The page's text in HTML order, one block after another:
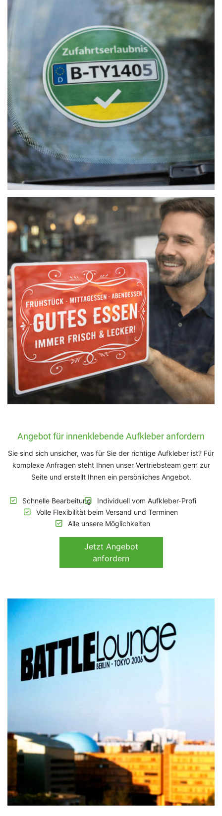
Angebot für innenklebende Aufkleber anfordern
Sie sind sich unsicher, was für Sie der richtige Aufkleber ist? Für
komplexe Anfragen steht Ihnen unser Vertriebsteam gern zur
Seite und erstellt Ihnen ein persönliches Angebot.
Schnelle Bearbeitung
Individuell vom Aufkleber-Profi
Volle Flexibilität beim Versand und Terminen
Alle unsere Möglichkeiten
Jetzt Angebot
anfordern